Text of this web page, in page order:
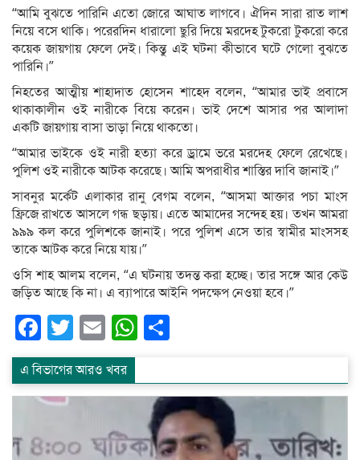
“আমি বুঝতে পারিনি এতো জোরে আঘাত লাগবে। ঐদিন সারা রাত লাশ
নিয়ে বসে থাকি। পরেরদিন ধারালো ছুরি দিয়ে মরদেহ টুকরো টুকরো করে
কয়েক জায়গায় ফেলে দেই। কিন্তু এই ঘটনা কীভাবে ঘটে গেলো বুঝতে
পারিনি।”
নিহতের আত্মীয় শাহাদাত হোসেন শাহেদ বলেন, “আমার ভাই প্রবাসে
থাকাকালীন ওই নারীকে বিয়ে করেন। ভাই দেশে আসার পর আলাদা
একটি জায়গায় বাসা ভাড়া নিয়ে থাকতো।
“আমার ভাইকে ওই নারী হত্যা করে ড্রামে ভরে মরদেহ ফেলে রেখেছে।
পুলিশ ওই নারীকে আটক করেছে। আমি অপরাধীর শাস্তির দাবি জানাই।”
সাবনুর মর্কেট এলাকার রানু বেগম বলেন, “আসমা আক্তার পচা মাংস
ফ্রিজে রাখতে আসলে গন্ধ ছড়ায়। এতে আমাদের সন্দেহ হয়। তখন আমরা
৯৯৯ কল করে পুলিশকে জানাই। পরে পুলিশ এসে তার স্বামীর মাংসসহ
তাকে আটক করে নিয়ে যায়।”
ওসি শাহ আলম বলেন, “এ ঘটনায় তদন্ত করা হচ্ছে। তার সঙ্গে আর কেউ
জড়িত আছে কি না। এ ব্যাপারে আইনি পদক্ষেপ নেওয়া হবে।”
Facebook
Twitter
EmailWhatsApp
এ বিভাগের আরও খবর